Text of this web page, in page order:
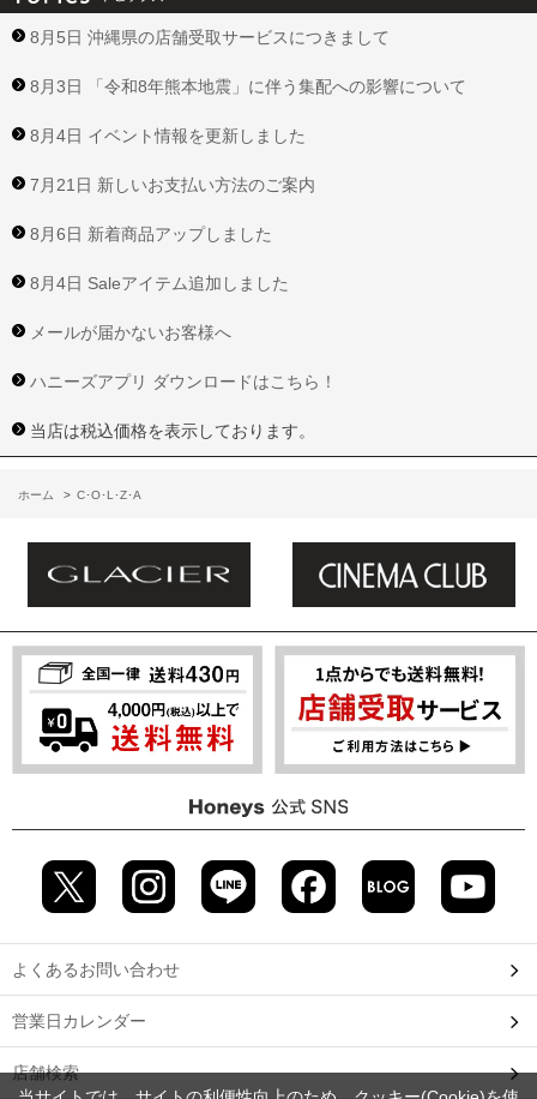
8月5日 沖縄県の店舗受取サービスにつきまして
8月3日 「令和8年熊本地震」に伴う集配への影響について
8月4日 イベント情報を更新しました
7月21日 新しいお支払い方法のご案内
8月6日 新着商品アップしました
8月4日 Saleアイテム追加しました
メールが届かないお客様へ
ハニーズアプリ ダウンロードはこちら！
当店は税込価格を表示しております。
ホーム > C･O･L･Z･A
よくあるお問い合わせ
営業日カレンダー
店舗検索